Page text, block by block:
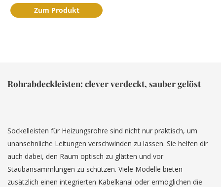
Zum Produkt
Rohrabdeckleisten: clever verdeckt, sauber gelöst
Sockelleisten für Heizungsrohre sind nicht nur praktisch, um
unansehnliche Leitungen verschwinden zu lassen. Sie helfen dir
auch dabei, den Raum optisch zu glätten und vor
Staubansammlungen zu schützen. Viele Modelle bieten
zusätzlich einen integrierten Kabelkanal oder ermöglichen die